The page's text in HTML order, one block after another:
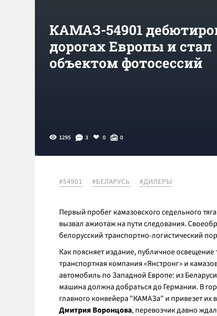
КАМАЗ-54901
дорогах Европы и стал
объектом фотосессий
1295 3 0 0
#54901 #БЕЛАРУСЬ #ДИЛЕРЫ
Первый пробег камазовского седельного
вызвал ажиотаж на пути следования.
белорусский транспортно-логистический
Как поясняет издание, публичное
транспортная компания «Янстронг» и
автомобиль по Западной Европе: из
машина должна добраться до Германии. В
главного конвейера "КАМАЗа" и привезет
Дмитрия Воронцова, перевозчик давно